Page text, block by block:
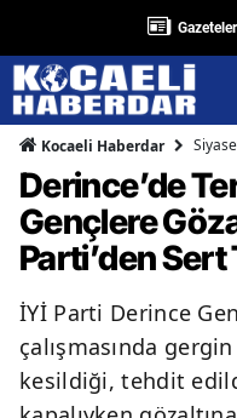
Gazeteler
Kocaeli Haberdar
Derince’de
Gençlere
Parti’den Sert
İYİ Parti Derince
çalışmasında
kesildiği, tehdit